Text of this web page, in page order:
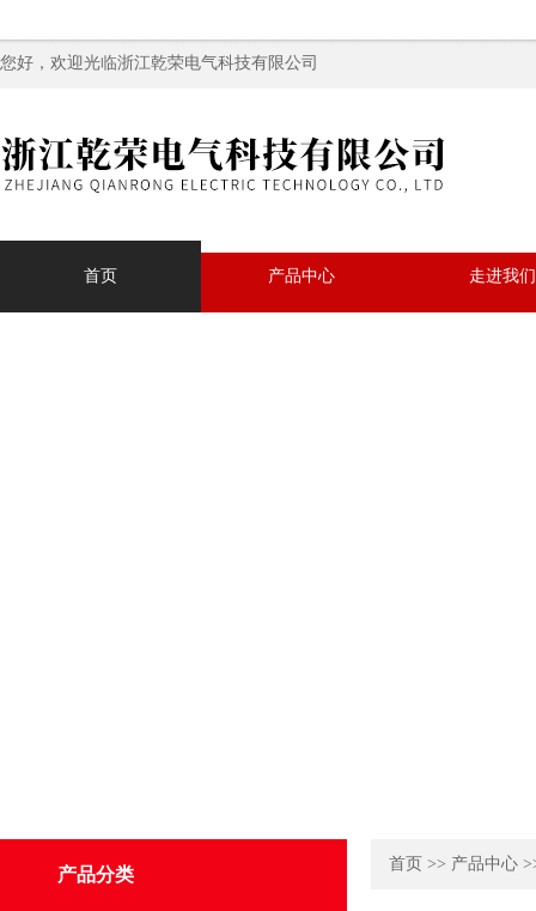
您好，欢迎光临浙江乾荣电气科技有限公司
首页 产品中心 走进我们
首页 >> 产品中心
产品分类